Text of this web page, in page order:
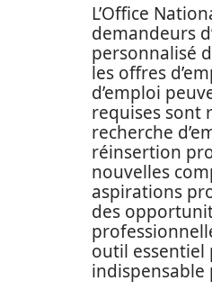
L’Office
demandeurs
personnalisé
les offres
d’emploi
requises sont
recherche
réinsertion
nouvelles
aspirations
des
outil essentiel